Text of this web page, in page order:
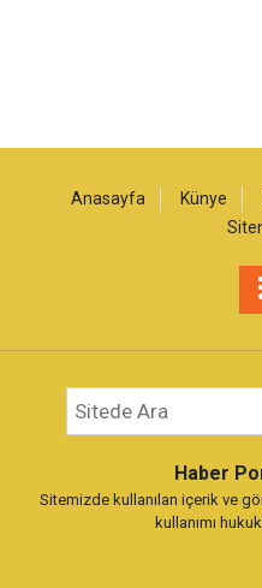
Anasayfa Künye
Haber
Sitemizde kullanılan içerik ve
kullanımı